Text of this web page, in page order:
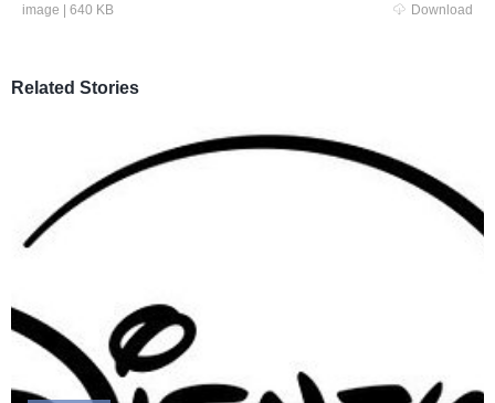
image 640 KB Download
Related Stories